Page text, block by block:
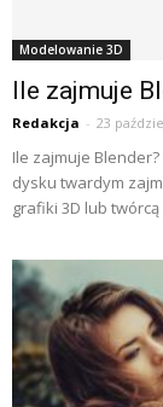
Modelowanie 3D
Ile zajmuje
Redakcja - 23
Ile zajmuje
dysku twardym
grafiki 3D lub